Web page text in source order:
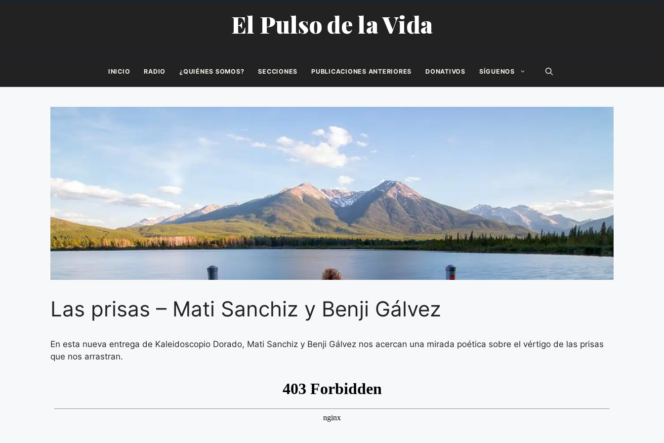
El Pulso de la Vida
INICIO RADIO ¿QUIÉNES SOMOS? SECCIONES PUBLICACIONES ANTERIORES DONATIVOS SÍGUENOS
Las prisas – Mati Sanchiz y Benji Gálvez
En esta nueva entrega de Kaleidoscopio Dorado, Mati Sanchiz y Benji Gálvez nos acercan una mirada poética sobre el vértigo de las prisas
que nos arrastran.